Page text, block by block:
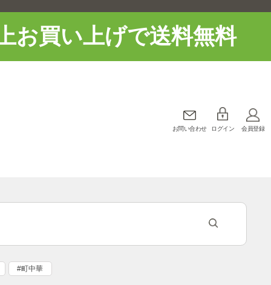
お買い上げで送料無料
お問い合わせ ログイン 会員登録
#町中華